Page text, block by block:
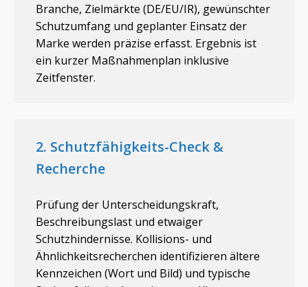
Branche, Zielmärkte (DE/EU/IR), gewünschter
Schutzumfang und geplanter Einsatz der
Marke werden präzise erfasst. Ergebnis ist
ein kurzer Maßnahmenplan inklusive
Zeitfenster.
2. Schutzfähigkeits-Check &
Recherche
Prüfung der Unterscheidungskraft,
Beschreibungslast und etwaiger
Schutzhindernisse. Kollisions- und
Ähnlichkeitsrecherchen identifizieren ältere
Kennzeichen (Wort und Bild) und typische